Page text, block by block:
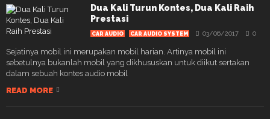
Dua Kali Turun Kontes, Dua Kali Raih
Prestasi
CAR AUDIO CAR AUDIO SYSTEM 03/06/2017 0
Sejatinya mobil ini merupakan mobil harian. Artinya mobil ini
sebetulnya bukanlah mobil yang dikhususkan untuk diikut sertakan
dalam sebuah kontes audio mobil
READ MORE